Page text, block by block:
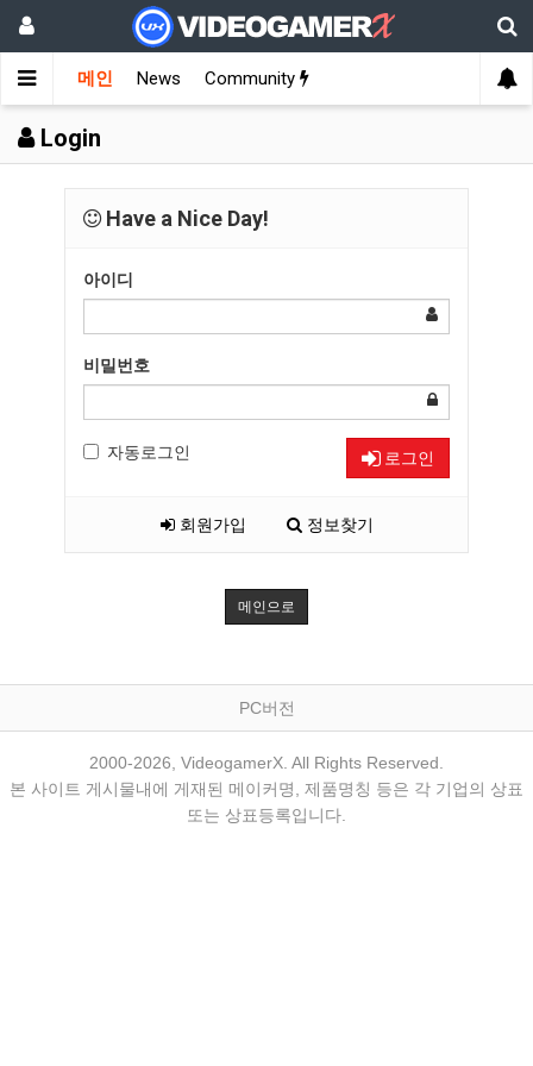
메인 News Community
Login
Have a Nice Day!
아이디
비밀번호
자동로그인 로그인
회원가입 정보찾기
메인으로
PC버전
2000-2026, VideogamerX. All Rights Reserved.
본 사이트 게시물내에 게재된 메이커명, 제품명칭 등은 각 기업의 상표
또는 상표등록입니다.